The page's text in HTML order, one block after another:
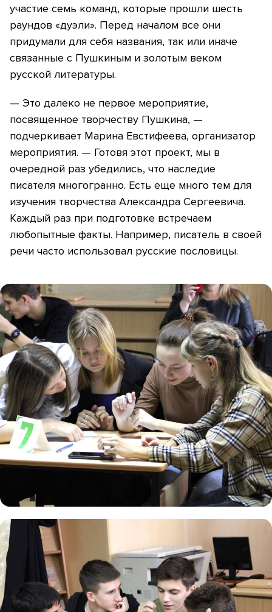
участие семь команд, которые прошли шесть
раундов «дуэли». Перед началом все они
придумали для себя названия, так или иначе
связанные с Пушкиным и золотым веком
русской литературы.
— Это далеко не первое мероприятие,
посвященное творчеству Пушкина, —
подчеркивает Марина Евстифеева, организатор
мероприятия. — Готовя этот проект, мы в
очередной раз убедились, что наследие
писателя многогранно. Есть еще много тем для
изучения творчества Александра Сергеевича.
Каждый раз при подготовке встречаем
любопытные факты. Например, писатель в своей
речи часто использовал русские пословицы.